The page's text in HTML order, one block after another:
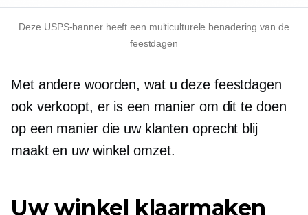
Deze USPS-banner heeft een multiculturele benadering van de
feestdagen
Met andere woorden, wat u deze feestdagen
ook verkoopt, er is een manier om dit te doen
op een manier die uw klanten oprecht blij
maakt en uw winkel omzet.
Uw winkel klaarmaken